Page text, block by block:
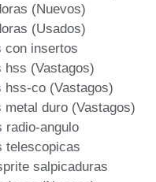
(Nuevos)
(Usados)
con insertos
hss (Vastagos)
hss-co (Vastagos)
metal duro (Vastagos)
radio-angulo
telescopicas
salpicaduras